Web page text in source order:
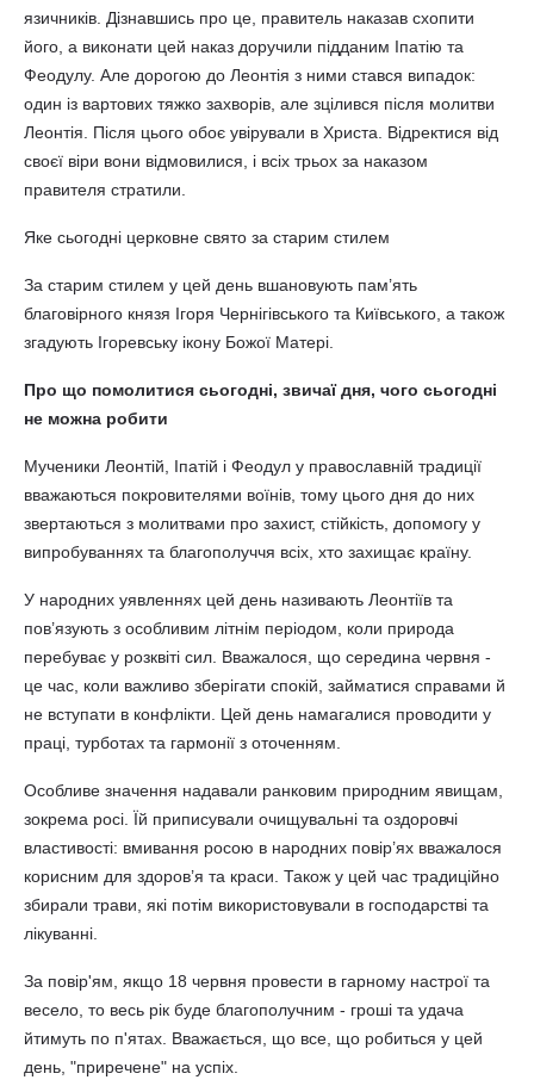
язичників. Дізнавшись про це, правитель наказав схопити
його, а виконати цей наказ доручили підданим Іпатію та
Феодулу. Але дорогою до Леонтія з ними стався випадок:
один із вартових тяжко захворів, але зцілився після молитви
Леонтія. Після цього обоє увірували в Христа. Відректися від
своєї віри вони відмовилися, і всіх трьох за наказом
правителя стратили.
Яке сьогодні церковне свято за старим стилем
За старим стилем у цей день вшановують пам’ять
благовірного князя Ігоря Чернігівського та Київського, а також
згадують Ігоревську ікону Божої Матері.
Про що помолитися сьогодні, звичаї дня, чого сьогодні
не можна робити
Мученики Леонтій, Іпатій і Феодул у православній традиції
вважаються покровителями воїнів, тому цього дня до них
звертаються з молитвами про захист, стійкість, допомогу у
випробуваннях та благополуччя всіх, хто захищає країну.
У народних уявленнях цей день називають Леонтіїв та
пов’язують з особливим літнім періодом, коли природа
перебуває у розквіті сил. Вважалося, що середина червня -
це час, коли важливо зберігати спокій, займатися справами й
не вступати в конфлікти. Цей день намагалися проводити у
праці, турботах та гармонії з оточенням.
Особливе значення надавали ранковим природним явищам,
зокрема росі. Їй приписували очищувальні та оздоровчі
властивості: вмивання росою в народних повір’ях вважалося
корисним для здоров’я та краси. Також у цей час традиційно
збирали трави, які потім використовували в господарстві та
лікуванні.
За повір'ям, якщо 18 червня провести в гарному настрої та
весело, то весь рік буде благополучним - гроші та удача
йтимуть по п'ятах. Вважається, що все, що робиться у цей
день, "приречене" на успіх.